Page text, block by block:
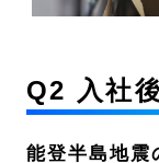
Q2 入社
能登半島地震